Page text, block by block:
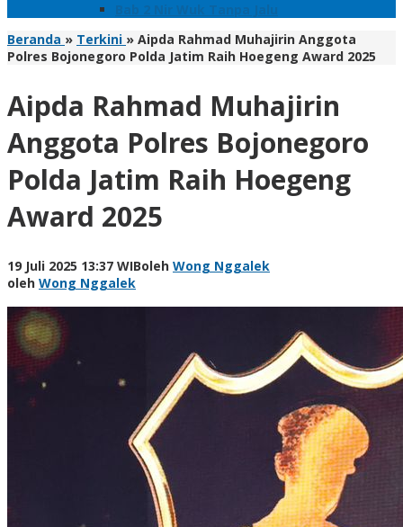
Bab 2 Nir Wuk Tanpa Jalu
Beranda » Terkini » Aipda Rahmad Muhajirin Anggota
Polres Bojonegoro Polda Jatim Raih Hoegeng Award 2025
Aipda Rahmad Muhajirin
Anggota Polres Bojonegoro
Polda Jatim Raih Hoegeng
Award 2025
19 Juli 2025 13:37 WIBoleh Wong Nggalek
oleh Wong Nggalek